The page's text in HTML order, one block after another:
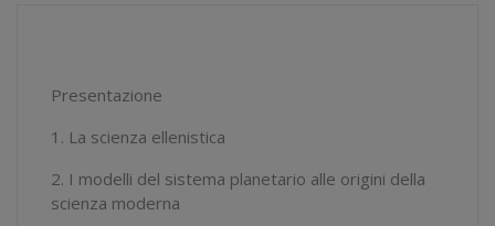
Presentazione
1. La scienza ellenistica
2. I modelli del sistema planetario alle origini della
scienza moderna